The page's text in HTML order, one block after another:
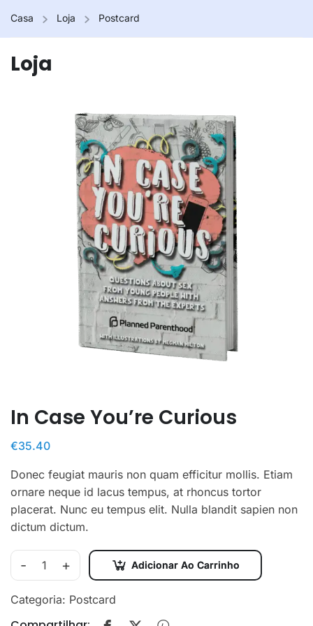
Casa Loja Postcard
Loja
In Case You’re Curious
€35.40
Donec feugiat mauris non quam efficitur mollis. Etiam
ornare neque id lacus tempus, at rhoncus tortor
placerat. Nunc eu tempus elit. Nulla blandit sapien non
dictum dictum.
-
In
You're
+ Adicionar Ao Carrinho
Categoria: Postcard